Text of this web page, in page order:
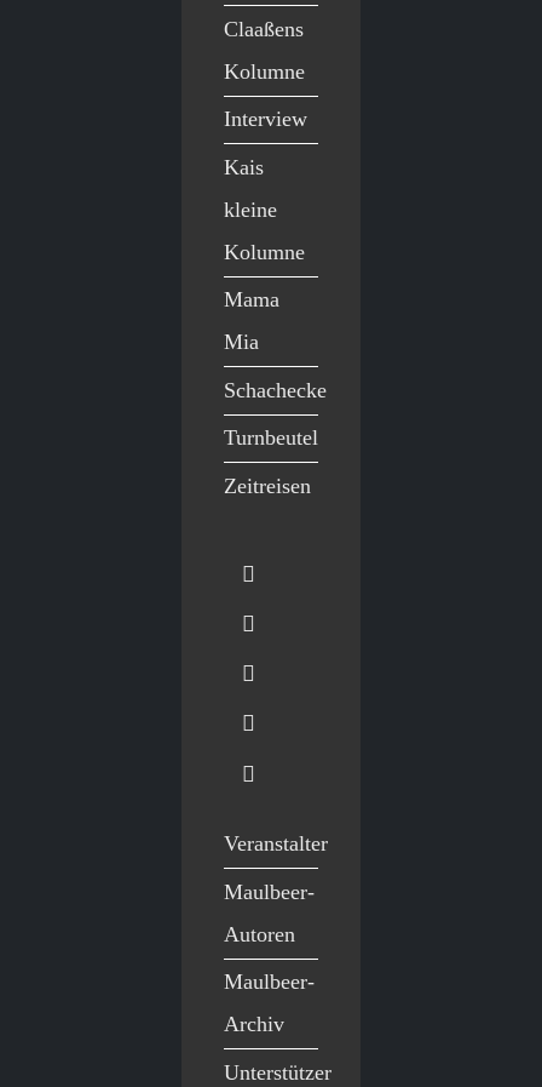
Claaßens
Kolumne
Interview
Kais
kleine
Kolumne
Mama
Mia
Schachecke
Turnbeutel
Zeitreisen
Veranstalter
Maulbeer-
Autoren
Maulbeer-
Archiv
Unterstützer